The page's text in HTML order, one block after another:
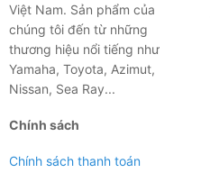
Việt Nam. Sản phẩm của
chúng tôi đến từ những
thương hiệu nổi tiếng như
Yamaha, Toyota, Azimut,
Nissan, Sea Ray...
Chính sách
Chính sách thanh toán